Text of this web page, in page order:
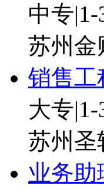
中专|
苏州金
销售工
大专|
苏州圣
业务助